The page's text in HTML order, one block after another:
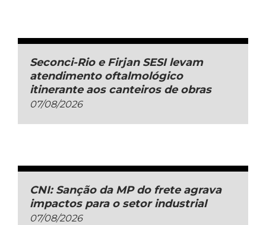
Seconci-Rio e Firjan SESI levam
atendimento oftalmológico
itinerante aos canteiros de obras
07/08/2026
CNI: Sanção da MP do frete agrava
impactos para o setor industrial
07/08/2026